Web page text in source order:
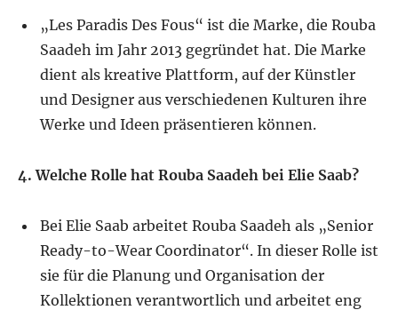
„Les Paradis Des Fous“ ist die Marke, die Rouba
Saadeh im Jahr 2013 gegründet hat. Die Marke
dient als kreative Plattform, auf der Künstler
und Designer aus verschiedenen Kulturen ihre
Werke und Ideen präsentieren können.
4. Welche Rolle hat Rouba Saadeh bei Elie Saab?
Bei Elie Saab arbeitet Rouba Saadeh als „Senior
Ready-to-Wear Coordinator“. In dieser Rolle ist
sie für die Planung und Organisation der
Kollektionen verantwortlich und arbeitet eng